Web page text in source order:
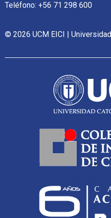
Teléfono: +56 71 298 600
© 2026 UCM EICI |